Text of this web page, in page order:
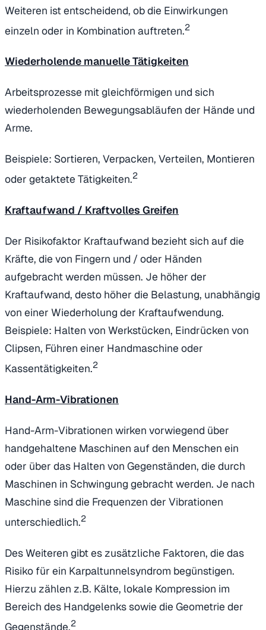
Weiteren ist entscheidend, ob die Einwirkungen
einzeln oder in Kombination auftreten.2
Wiederholende manuelle Tätigkeiten
Arbeitsprozesse mit gleichförmigen und sich
wiederholenden Bewegungsabläufen der Hände und
Arme.
Beispiele: Sortieren, Verpacken, Verteilen, Montieren
oder getaktete Tätigkeiten.2
Kraftaufwand / Kraftvolles Greifen
Der Risikofaktor Kraftaufwand bezieht sich auf die
Kräfte, die von Fingern und / oder Händen
aufgebracht werden müssen. Je höher der
Kraftaufwand, desto höher die Belastung, unabhängig
von einer Wiederholung der Kraftaufwendung.
Beispiele: Halten von Werkstücken, Eindrücken von
Clipsen, Führen einer Handmaschine oder
Kassentätigkeiten.2
Hand-Arm-Vibrationen
Hand-Arm-Vibrationen wirken vorwiegend über
handgehaltene Maschinen auf den Menschen ein
oder über das Halten von Gegenständen, die durch
Maschinen in Schwingung gebracht werden. Je nach
Maschine sind die Frequenzen der Vibrationen
unterschiedlich.2
Des Weiteren gibt es zusätzliche Faktoren, die das
Risiko für ein Karpaltunnelsyndrom begünstigen.
Hierzu zählen z.B. Kälte, lokale Kompression im
Bereich des Handgelenks sowie die Geometrie der
Gegenstände.2